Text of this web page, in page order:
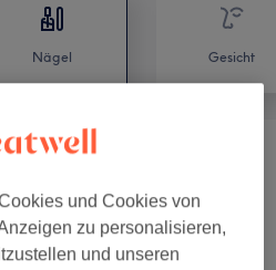
Nägel Gesicht
) ab 15 €
und Cookies von
zu personalisieren,
und unseren